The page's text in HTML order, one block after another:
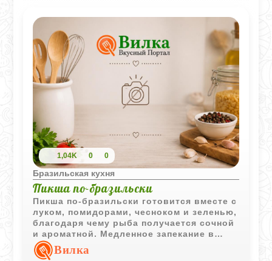
1,04K 0 0
Бразильская кухня
Пикша по-бразильски
Пикша по-бразильски готовится вместе с
луком, помидорами, чесноком и зеленью,
благодаря чему рыба получается сочной
и ароматной. Медленное запекание в
закрытой посуде позволяет
ингредиентам обменяться вкусами и
Вилка